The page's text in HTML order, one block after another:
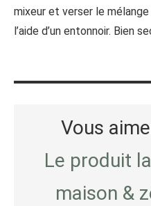
mixeur et verser le
l’aide d’un entonnoir. Bien
Vous
Le produit
maison &